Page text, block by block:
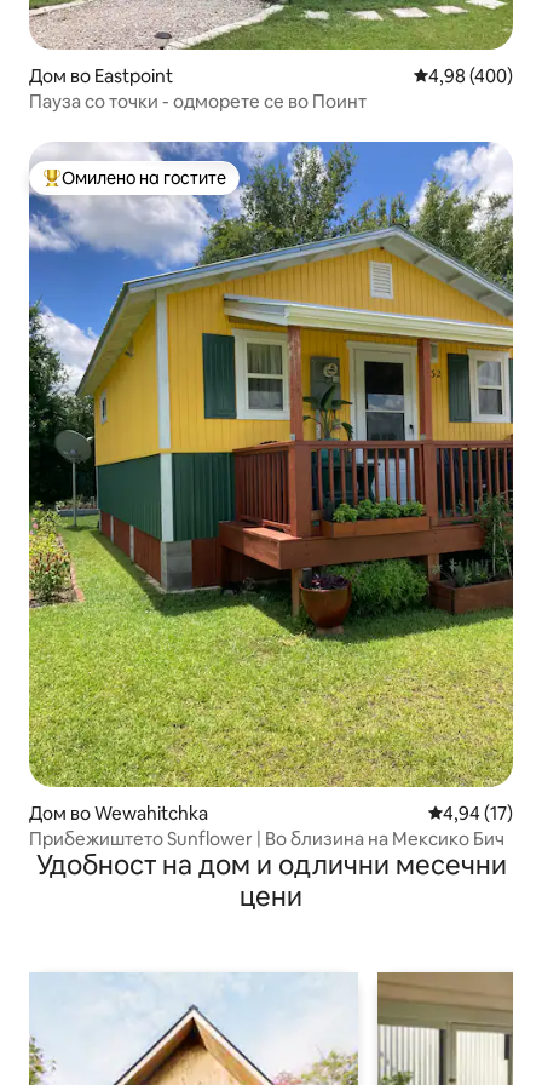
Дом во Eastpoint Просечна
4,98 (400)
Пауза со точки - одморете се во Поинт
Меѓу најуспешните „Омилени на гостите“
Омилено на гостите
Дом во Wewahitchka Просечна
4,94 (17)
Прибежиштето Sunflower | Во близина на Мексико Бич
Удобност на дом и одлични месечни
цени